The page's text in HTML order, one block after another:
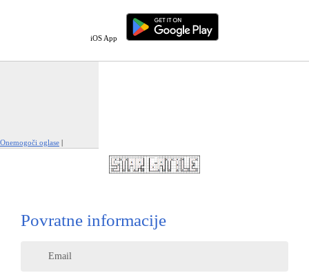
iOS App
Onemogoči oglase |
Povratne informacije
Email